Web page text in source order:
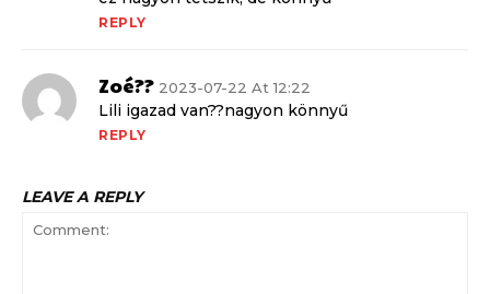
REPLY
Zoé?? 2023-07-22 At 12:22
Lili igazad van??nagyon könnyű
REPLY
LEAVE A REPLY